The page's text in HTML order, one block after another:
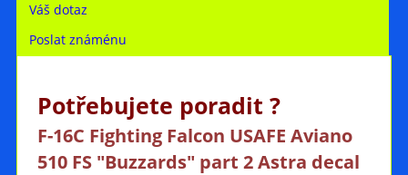
Váš dotaz
Poslat známénu
Potřebujete poradit ?
F-16C Fighting Falcon USAFE Aviano
510 FS "Buzzards" part 2 Astra decal